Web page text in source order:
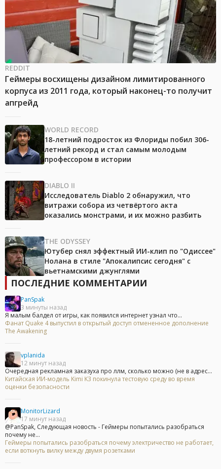
REDDIT
Геймеры восхищены дизайном лимитированного
корпуса из 2011 года, который наконец-то получит
апгрейд
WORLD RECORD
18-летний подросток из Флориды побил 306-
летний рекорд и стал самым молодым
профессором в истории
DIABLO II
Исследователь Diablo 2 обнаружил, что
витражи собора из четвёртого акта
оказались монстрами, и их можно разбить
THE ODYSSEY
Ютубер снял эффектный ИИ-клип по "Одиссее"
Нолана в стиле "Апокалипсис сегодня" с
вьетнамскими джунглями
ПОСЛЕДНИЕ КОММЕНТАРИИ
PanSpak
3 минуты назад
Я малым балдел от игры, как появился интернет узнал что...
Фанат Quake 4 выпустил в открытый доступ отмененное дополнение
The Awakening
vplanida
12 минут назад
Очередная рекламная заказуха про ллм, сколько можно (не в адрес...
Китайская ИИ-модель Kimi K3 покинула тестовую среду во время
оценки безопасности
MonitorLizard
17 минут назад
@PanSpak, Следующая новость - Геймеры попытались разобраться
почему не...
Геймеры попытались разобраться почему электричество не работает,
если воткнуть вилку между двумя розетками